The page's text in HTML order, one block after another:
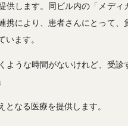
供します。同ビル内の「メディ
携により、患者さんにとって、
います。
ような時間がないけれど、受診
となる医療を提供します。